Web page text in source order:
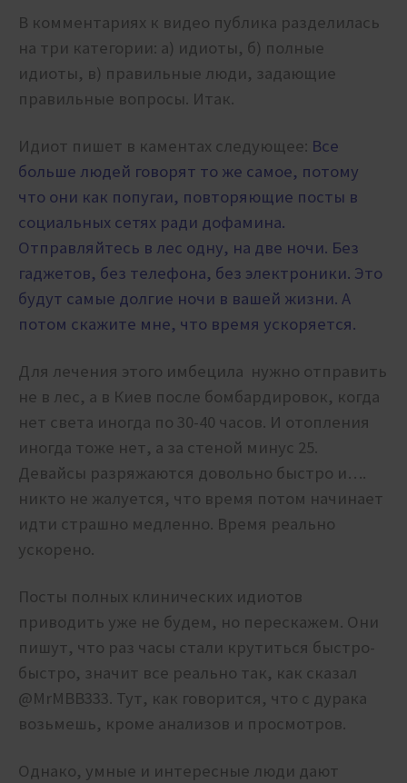
В комментариях к видео публика разделилась
на три категории: а) идиоты, б) полные
идиоты, в) правильные люди, задающие
правильные вопросы. Итак.
Идиот пишет в каментах следующее: Все
больше людей говорят то же самое, потому
что они как попугаи, повторяющие посты в
социальных сетях ради дофамина.
Отправляйтесь в лес одну, на две ночи. Без
гаджетов, без телефона, без электроники. Это
будут самые долгие ночи в вашей жизни. А
потом скажите мне, что время ускоряется.
Для лечения этого имбецила нужно отправить
не в лес, а в Киев после бомбардировок, когда
нет света иногда по 30-40 часов. И отопления
иногда тоже нет, а за стеной минус 25.
Девайсы разряжаются довольно быстро и….
никто не жалуется, что время потом начинает
идти страшно медленно. Время реально
ускорено.
Посты полных клинических идиотов
приводить уже не будем, но перескажем. Они
пишут, что раз часы стали крутиться быстро-
быстро, значит все реально так, как сказал
@MrMBB333. Тут, как говорится, что с дурака
возьмешь, кроме анализов и просмотров.
Однако, умные и интересные люди дают